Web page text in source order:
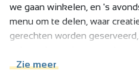
we gaan winkelen, en 's
menu om te delen, waar
gerechten worden
een keuken die ons imago
Zie meer